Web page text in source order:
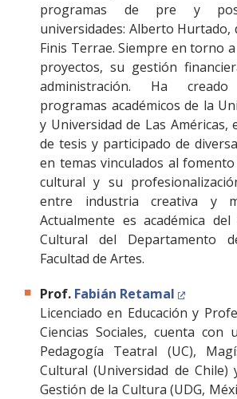
programas de pre y
universidades: Alberto Hurtado,
Finis Terrae. Siempre en torno
proyectos, su gestión
administración. Ha
programas académicos de la
y Universidad de Las Américas,
de tesis y participado de
en temas vinculados al
cultural y su
entre industria creativa y
Actualmente es académica
Cultural del Departamento
Facultad de Artes.
Prof. Fabián Retamal
Licenciado en Educación y
Ciencias Sociales, cuenta con
Pedagogía Teatral (UC),
Cultural (Universidad de Chile)
Gestión de la Cultura (UDG,